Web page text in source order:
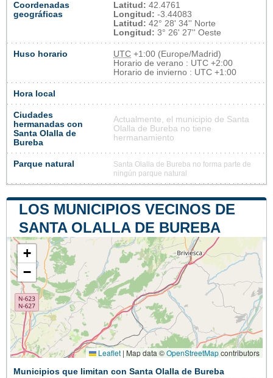
Coordenadas
geográficas
Latitud: 42.4761
Longitud: -3.44083
Latitud: 42° 28' 34'' Norte
Longitud: 3° 26' 27'' Oeste
Huso horario UTC +1:00 (Europe/Madrid)
Horario de verano : UTC +2:00
Horario de invierno : UTC +1:00
Hora local
Ciudades
hermanadas con
Santa Olalla de
Bureba
Actualmente, el municipio de Santa
Olalla de Bureba no tiene
hermanamiento
Parque natural
Santa Olalla de Bureba no forma parte de
ningún parque natural
LOS MUNICIPIOS VECINOS DE
SANTA OLALLA DE BUREBA
+
−
Leaflet | Map data ©OpenStreetMapcontributors
Municipios que limitan con Santa Olalla de Bureba